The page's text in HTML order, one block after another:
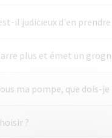
il judicieux d'en
plus et émet un
ma pompe, que dois-je
?